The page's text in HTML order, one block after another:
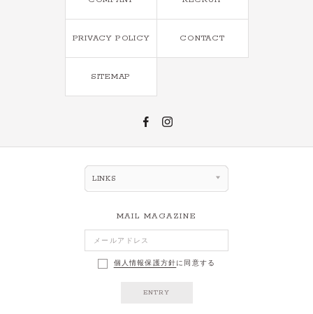
PRIVACY POLICY CONTACT
SITEMAP
LINKS
MAIL MAGAZINE
個人情報保護方針に同意する
ENTRY